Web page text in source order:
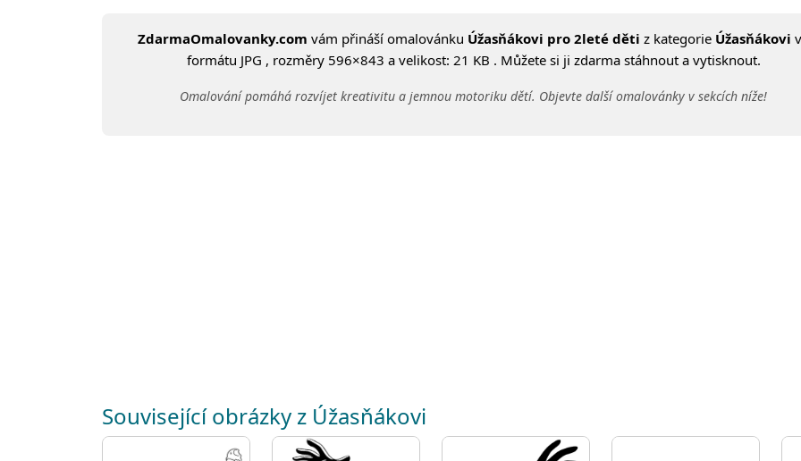
ZdarmaOmalovanky.com vám přináší omalovánku Úžasňákovi pro 2leté děti z kategorie Úžasňákovi
formátu JPG , rozměry 596×843 a velikost: 21 KB . Můžete si ji zdarma stáhnout a vytisknout.
Omalování pomáhá rozvíjet kreativitu a jemnou motoriku dětí. Objevte další omalovánky v sekcích níže!
Související obrázky z Úžasňákovi